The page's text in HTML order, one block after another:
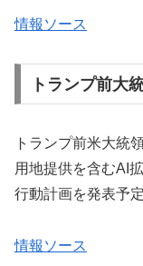
情報ソース
トランプ前大
トランプ前米大統
用地提供を含むAI
行動計画を発表予定
情報ソース